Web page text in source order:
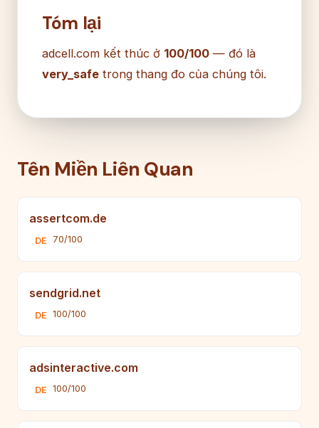
Tóm lại
adcell.com kết thúc ở 100/100 — đó là
very_safe trong thang đo của chúng tôi.
Tên Miền Liên Quan
assertcom.de
DE 70/100
sendgrid.net
DE 100/100
adsinteractive.com
DE 100/100